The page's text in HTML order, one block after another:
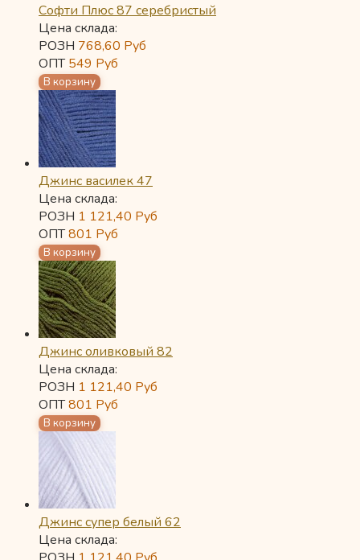
Софти Плюс 87 серебристый
Цена склада:
РОЗН 768,60 Руб
ОПТ549 Руб
Джинс василек 47
Цена склада:
РОЗН 1 121,40 Руб
ОПТ801 Руб
Джинс оливковый 82
Цена склада:
РОЗН 1 121,40 Руб
ОПТ801 Руб
Джинс супер белый 62
Цена склада: